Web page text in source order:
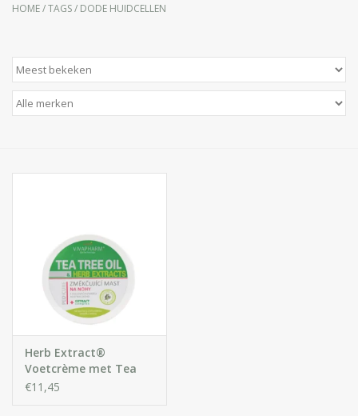
Lichaamsverzorging
Specialiteiten
Natuurlijke Kruiden
Apotheek
Gift sets
HOME/TAGS/ DODE HUIDCELLEN
Herb Extract®
Voetcrème met Tea
Tree Oil
€11,45